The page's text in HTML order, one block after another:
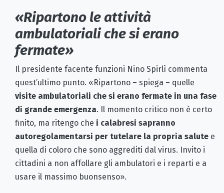
«Ripartono le attività
ambulatoriali che si erano
fermate»
Il presidente facente funzioni Nino Spirlì commenta
quest’ultimo punto. «Ripartono – spiega – quelle
visite ambulatoriali che si erano fermate in una fase
di grande emergenza. Il momento critico non è certo
finito, ma ritengo che i calabresi sapranno
autoregolamentarsi per tutelare la propria salute e
quella di coloro che sono aggrediti dal virus. Invito i
cittadini a non affollare gli ambulatori e i reparti e a
usare il massimo buonsenso».